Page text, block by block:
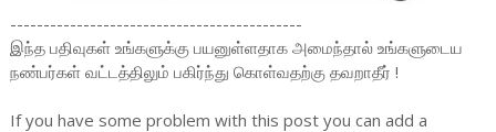
--------------------------------------------
இந்த பதிவுகள் உங்களுக்கு பயனுள்ளதாக அமைந்தால் உங்களுடைய
நண்பர்கள் வட்டத்திலும் பகிர்ந்து கொள்வதற்கு தவறாதீர் !
If you have some problem with this post you can add a